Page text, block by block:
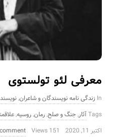
معرفی لئو تولستوی
In زندگی نامه نویسندگان و شاعران,
Tagsآثار,جنگ و صلح,رمان,روسیه,
اکتبر 11, 2020
151 Views